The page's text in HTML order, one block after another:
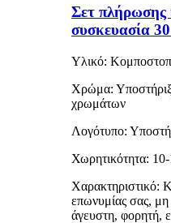
Σετ πλήρωσης
συσκευασία
Υλικό:
Χρώμα:
χρωμάτων
Λογότυπο:
Χωρητικότητα:
Χαρακτηριστικό:
επωνυμίας σας, μη
άγευστη, φορητή,